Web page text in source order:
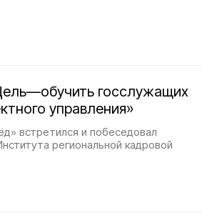
госслужащих
управления»
встретился и побеседовал
региональной кадровой